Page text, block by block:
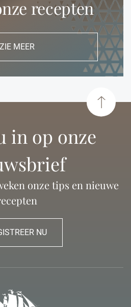
recepten
ZIE MEER
in op onze
onze tips en nieuwe
NU